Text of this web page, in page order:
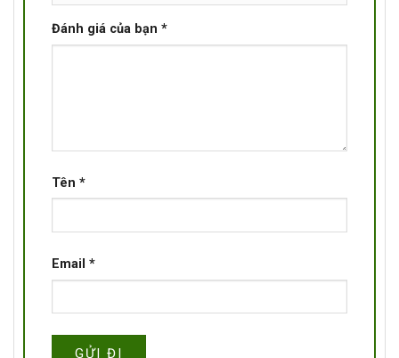
Đánh giá của bạn *
Tên *
Email *